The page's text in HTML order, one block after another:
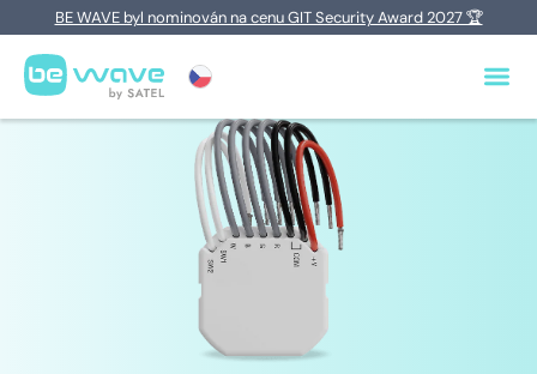
BE WAVE byl nominován na cenu GIT Security Award 2027 🏆